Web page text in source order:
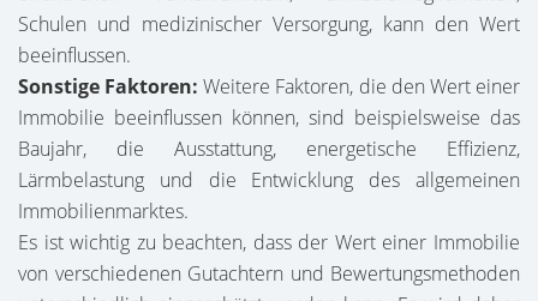
Schulen und medizinischer Versorgung, kann den Wert
beeinflussen.
Sonstige Faktoren:Weitere Faktoren, die den Wert einer
Immobilie beeinflussen können, sind beispielsweise das
Baujahr, die Ausstattung, energetische Effizienz,
Lärmbelastung und die Entwicklung des allgemeinen
Immobilienmarktes.
Es ist wichtig zu beachten, dass der Wert einer Immobilie
von verschiedenen Gutachtern und Bewertungsmethoden